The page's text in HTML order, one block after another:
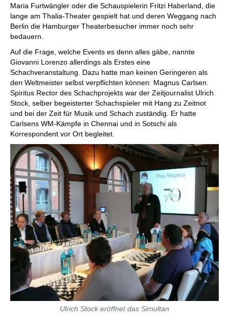
Maria Furtwängler oder die Schauspielerin Fritzi Haberland, die
lange am Thalia-Theater gespielt hat und deren Weggang nach
Berlin die Hamburger Theaterbesucher immer noch sehr
bedauern.
Auf die Frage, welche Events es denn alles gäbe, nannte
Giovanni Lorenzo allerdings als Erstes eine
Schachveranstaltung. Dazu hatte man keinen Geringeren als
den Weltmeister selbst verpflichten können: Magnus Carlsen.
Spiritus Rector des Schachprojekts war der Zeitjournalist Ulrich
Stock, selber begeisterter Schachspieler mit Hang zu Zeitnot
und bei der Zeit für Musik und Schach zuständig. Er hatte
Carlsens WM-Kämpfe in Chennai und in Sotschi als
Korrespondent vor Ort begleitet.
Ulrich Stock eröffnet das Simultan